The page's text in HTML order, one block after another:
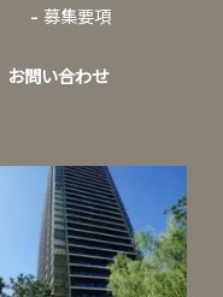
募集要項
お問い合わせ